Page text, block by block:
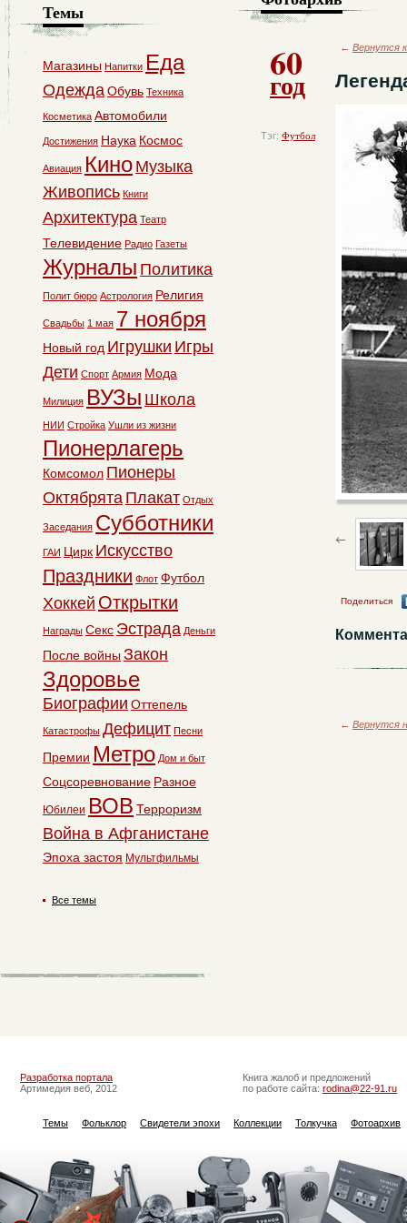
60
год
Тэг: Футбол
← Вернутся
Поделиться
← Вернутся
Темы
Магазины Напитки Еда
ОдеждаОбувь Техника
Косметика Автомобили
Достижения Наука Космос
Авиация Кино Музыка
Живопись Книги
Архитектура Театр
Телевидение Радио Газеты
Журналы Политика
Полит бюро Астрология Религия
Свадьбы 1 мая 7 ноября
Новый год Игрушки Игры
Дети Спорт Армия Мода
Милиция ВУЗы Школа
НИИ Стройка Ушли из жизни
Пионерлагерь
Комсомол Пионеры
Октябрята Плакат Отдых
Заседания Субботники
ГАИ Цирк Искусство
Праздники Флот Футбол
Хоккей Открытки
Награды Секс Эстрада Деньги
После войны Закон
Здоровье
Биографии Оттепель
Катастрофы Дефицит Песни
Премии Метро Дом и быт
Соцсоревнование Разное
Юбилеи ВОВ Терроризм
Война в Афганистане
Эпоха застоя Мультфильмы
Все темы
Разработка портала
Артимедия веб, 2012
Книга жалоб и предложений
по работе сайта: rodina@22-91.ru
Темы Фольклор Свидетели эпохи Коллекции Толкучка Фотоархив